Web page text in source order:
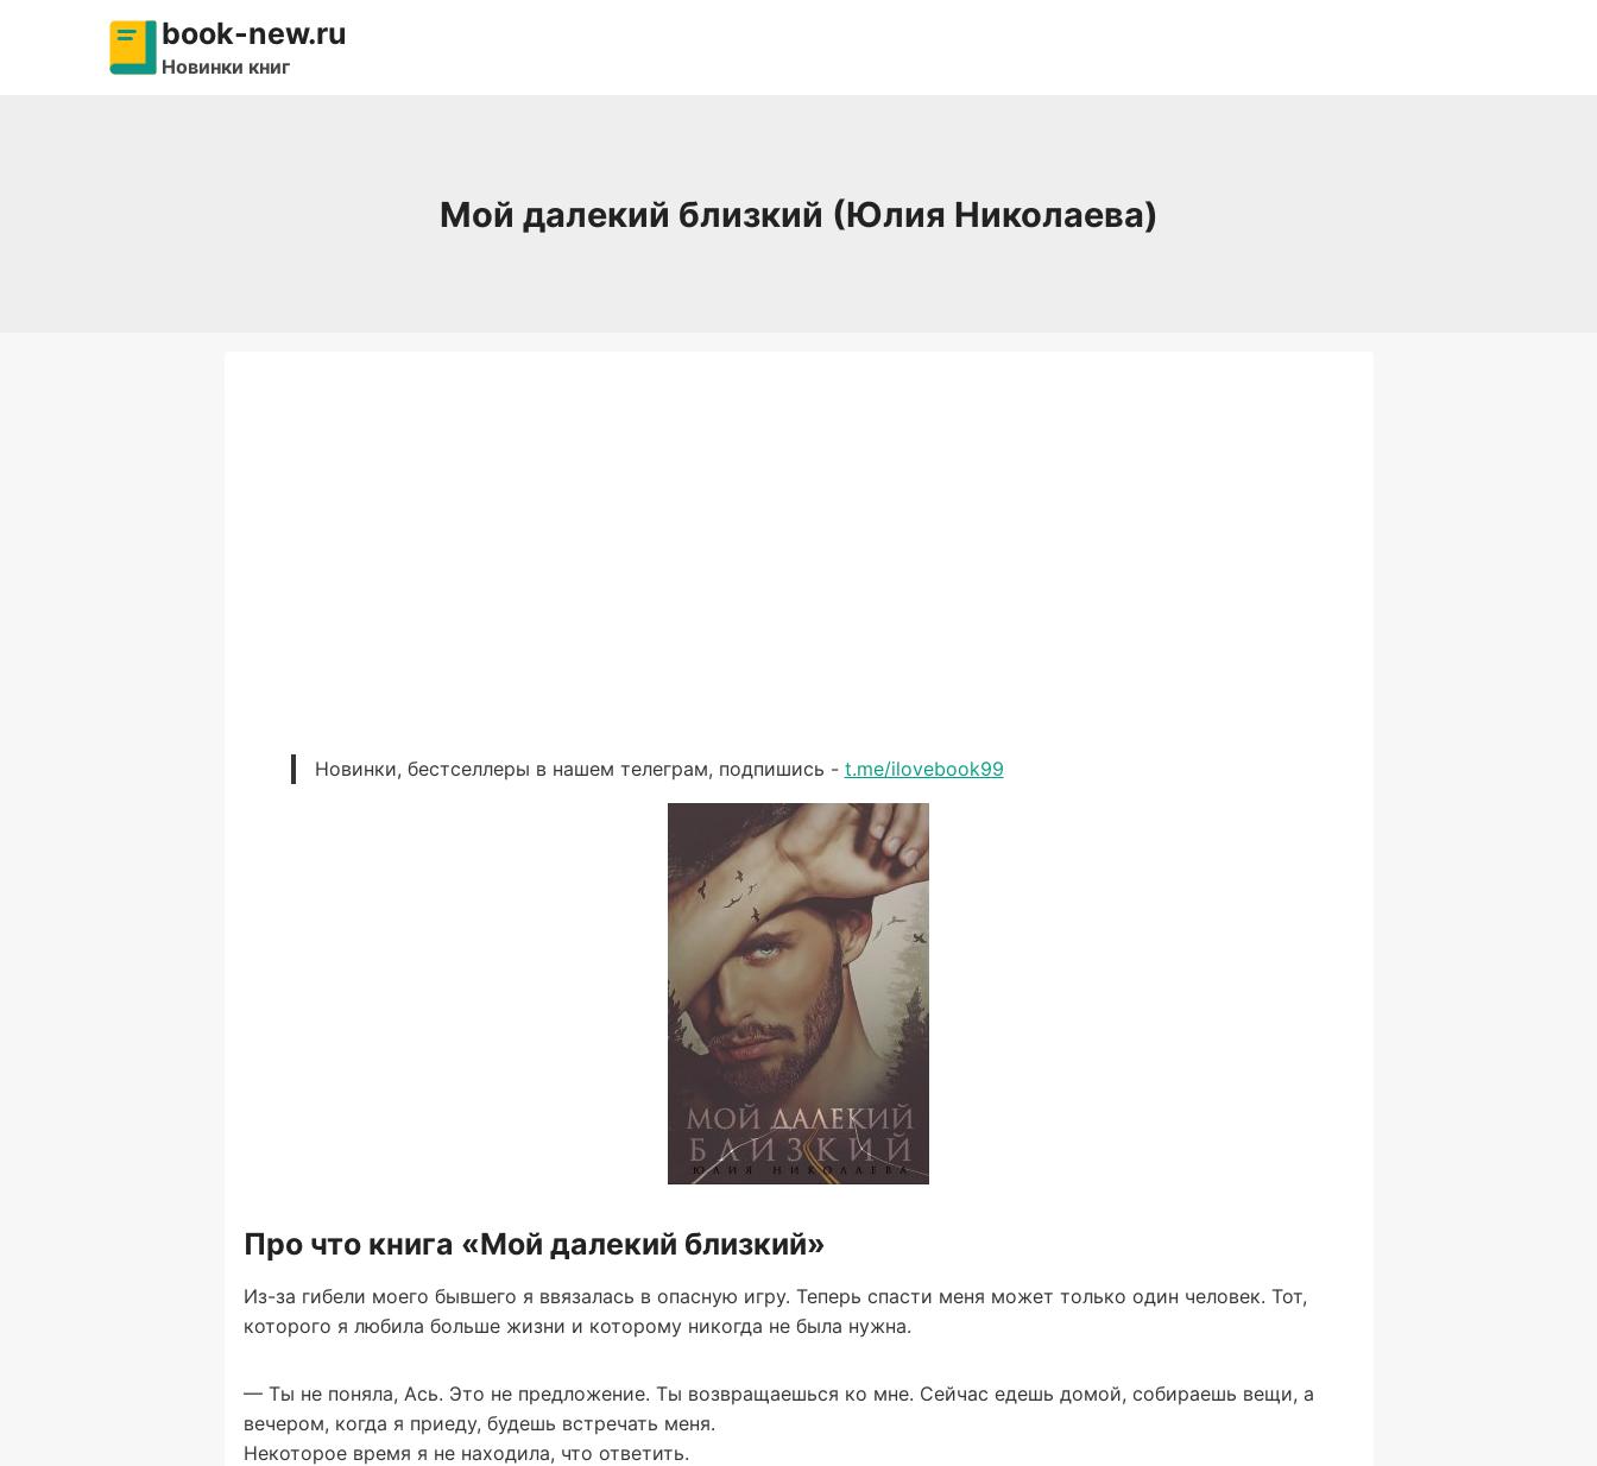
содержимому
book-new.ru
Новинки книг
Мой далекий близкий (Юлия Николаева)
Новинки, бестселлеры в нашем телеграм, подпишись - t.me/ilovebook99
Про что книга «Мой далекий близкий»
Из-за гибели моего бывшего я ввязалась в опасную игру. Теперь спасти меня может только один человек. Тот,
которого я любила больше жизни и которому никогда не была нужна.
— Ты не поняла, Ась. Это не предложение. Ты возвращаешься ко мне. Сейчас едешь домой, собираешь вещи, а
вечером, когда я приеду, будешь встречать меня.
Некоторое время я не находила, что ответить.